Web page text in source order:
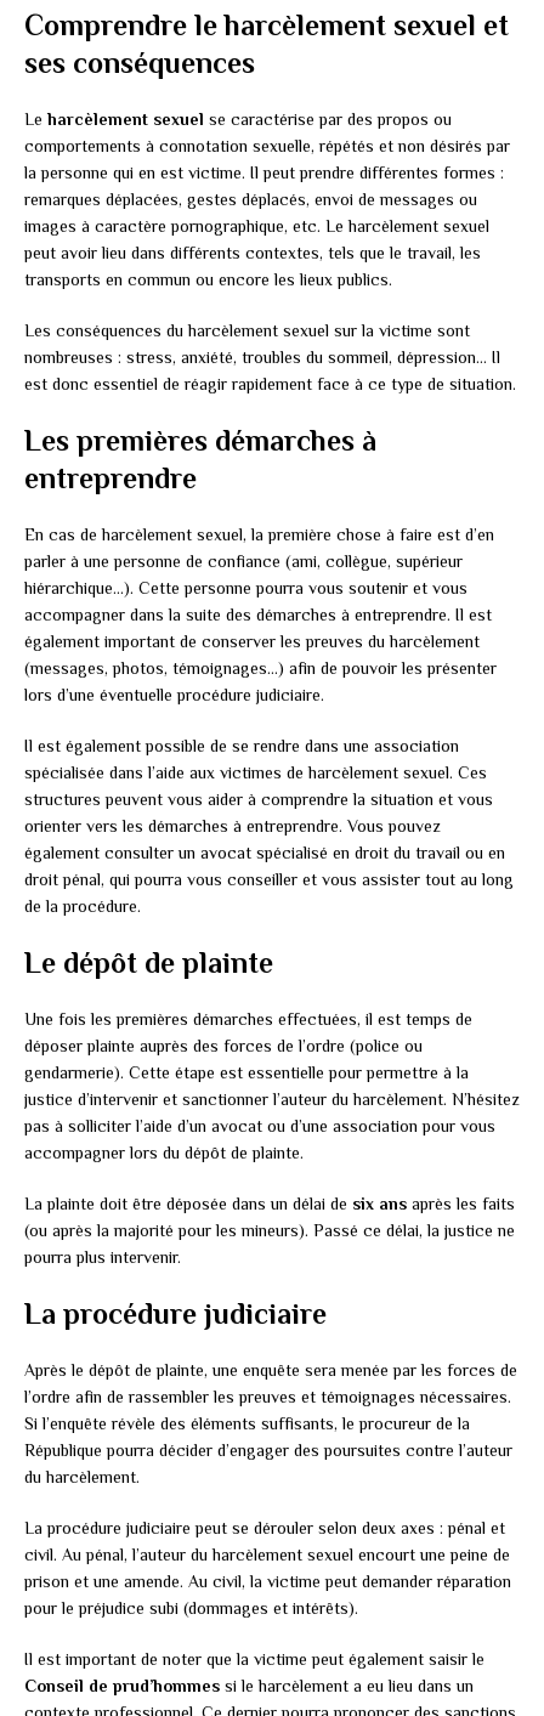
Comprendre le harcèlement sexuel et
ses conséquences
Leharcèlement sexuel se caractérise par des propos ou
comportements à connotation sexuelle, répétés et non désirés par
la personne qui en est victime. Il peut prendre différentes formes :
remarques déplacées, gestes déplacés, envoi de messages ou
images à caractère pornographique, etc. Le harcèlement sexuel
peut avoir lieu dans différents contextes, tels que le travail, les
transports en commun ou encore les lieux publics.
Les conséquences du harcèlement sexuel sur la victime sont
nombreuses : stress, anxiété, troubles du sommeil, dépression… Il
est donc essentiel de réagir rapidement face à ce type de situation.
Les premières démarches à
entreprendre
En cas de harcèlement sexuel, la première chose à faire est d’en
parler à une personne de confiance (ami, collègue, supérieur
hiérarchique…). Cette personne pourra vous soutenir et vous
accompagner dans la suite des démarches à entreprendre. Il est
également important de conserver les preuves du harcèlement
(messages, photos, témoignages…) afin de pouvoir les présenter
lors d’une éventuelle procédure judiciaire.
Il est également possible de se rendre dans une association
spécialisée dans l’aide aux victimes de harcèlement sexuel. Ces
structures peuvent vous aider à comprendre la situation et vous
orienter vers les démarches à entreprendre. Vous pouvez
également consulter un avocat spécialisé en droit du travail ou en
droit pénal, qui pourra vous conseiller et vous assister tout au long
de la procédure.
Le dépôt de plainte
Une fois les premières démarches effectuées, il est temps de
déposer plainte auprès des forces de l’ordre (police ou
gendarmerie). Cette étape est essentielle pour permettre à la
justice d’intervenir et sanctionner l’auteur du harcèlement. N’hésitez
pas à solliciter l’aide d’un avocat ou d’une association pour vous
accompagner lors du dépôt de plainte.
La plainte doit être déposée dans un délai de six ans après les faits
(ou après la majorité pour les mineurs). Passé ce délai, la justice ne
pourra plus intervenir.
La procédure judiciaire
Après le dépôt de plainte, une enquête sera menée par les forces de
l’ordre afin de rassembler les preuves et témoignages nécessaires.
Si l’enquête révèle des éléments suffisants, le procureur de la
République pourra décider d’engager des poursuites contre l’auteur
du harcèlement.
La procédure judiciaire peut se dérouler selon deux axes : pénal et
civil. Au pénal, l’auteur du harcèlement sexuel encourt une peine de
prison et une amende. Au civil, la victime peut demander réparation
pour le préjudice subi (dommages et intérêts).
Il est important de noter que la victime peut également saisir le
Conseil de prud’hommes si le harcèlement a eu lieu dans un